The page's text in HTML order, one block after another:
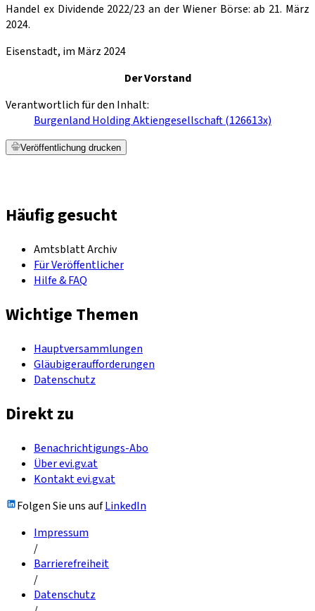
Handel ex Dividende 2022/23 an der Wiener Börse: ab 21. März
2024.
Eisenstadt, im März 2024
Der Vorstand
Verantwortlich für den Inhalt:
Burgenland Holding Aktiengesellschaft (126613x)
Veröffentlichung drucken
Häufig gesucht
Amtsblatt Archiv
Für Veröffentlicher
Hilfe & FAQ
Wichtige Themen
Hauptversammlungen
Gläubigeraufforderungen
Datenschutz
Direkt zu
Benachrichtigungs-Abo
Über evi.gv.at
Kontakt evi.gv.at
Folgen Sie uns aufLinkedIn
Impressum
/
Barrierefreiheit
/
Datenschutz